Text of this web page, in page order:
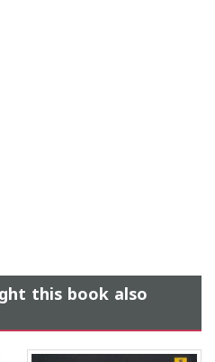
this book also